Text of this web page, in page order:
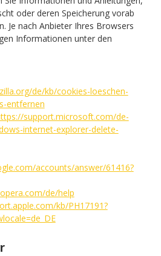
oder deren Speicherung vorab
Je nach Anbieter Ihres Browsers
Informationen unter den
de/kb/cookies-loeschen-
entfernen
support.microsoft.com/de-
internet-explorer-delete-
accounts/answer/61416?
de/help
kb/PH17191?